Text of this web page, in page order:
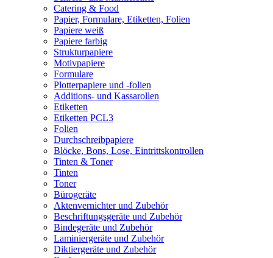
Catering & Food
Papier, Formulare, Etiketten, Folien
Papiere weiß
Papiere farbig
Strukturpapiere
Motivpapiere
Formulare
Plotterpapiere und -folien
Additions- und Kassarollen
Etiketten
Etiketten PCL3
Folien
Durchschreibpapiere
Blöcke, Bons, Lose, Eintrittskontrollen
Tinten & Toner
Tinten
Toner
Bürogeräte
Aktenvernichter und Zubehör
Beschriftungsgeräte und Zubehör
Bindegeräte und Zubehör
Laminiergeräte und Zubehör
Diktiergeräte und Zubehör